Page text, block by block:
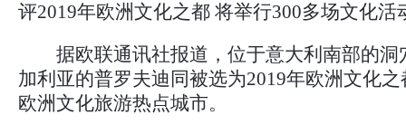
评2019年欧洲文化之都 将举行300多场文化活
据欧联通讯社报道，位于意大利南部的洞
加利亚的普罗夫迪同被选为2019年欧洲文化
欧洲文化旅游热点城市。